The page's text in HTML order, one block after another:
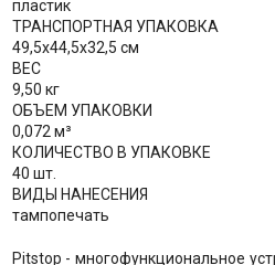
пластик
ТРАНСПОРТНАЯ УПАКОВКА
49,5x44,5x32,5 см
ВЕС
9,50 кг
ОБЪЕМ УПАКОВКИ
0,072 м³
КОЛИЧЕСТВО В УПАКОВКЕ
40 шт.
ВИДЫ НАНЕСЕНИЯ
тампопечать
Pitstop - многофункциональное